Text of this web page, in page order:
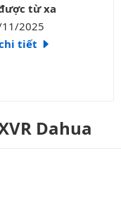
từ xa
2025
tiết
Dahua